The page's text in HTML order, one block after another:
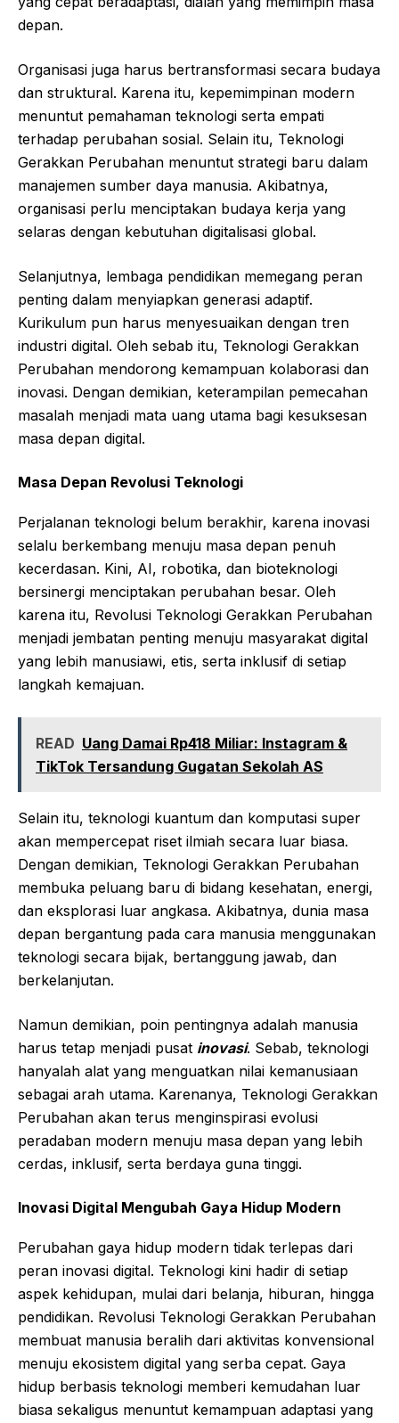
depan.
Organisasi juga harus bertransformasi secara budaya
dan struktural. Karena itu, kepemimpinan modern
menuntut pemahaman teknologi serta empati
terhadap perubahan sosial. Selain itu, Teknologi
Gerakkan Perubahan menuntut strategi baru dalam
manajemen sumber daya manusia. Akibatnya,
organisasi perlu menciptakan budaya kerja yang
selaras dengan kebutuhan digitalisasi global.
Selanjutnya, lembaga pendidikan memegang peran
penting dalam menyiapkan generasi adaptif.
Kurikulum pun harus menyesuaikan dengan tren
industri digital. Oleh sebab itu, Teknologi Gerakkan
Perubahan mendorong kemampuan kolaborasi dan
inovasi. Dengan demikian, keterampilan pemecahan
masalah menjadi mata uang utama bagi kesuksesan
masa depan digital.
Masa Depan Revolusi Teknologi
Perjalanan teknologi belum berakhir, karena inovasi
selalu berkembang menuju masa depan penuh
kecerdasan. Kini, AI, robotika, dan bioteknologi
bersinergi menciptakan perubahan besar. Oleh
karena itu, Revolusi Teknologi Gerakkan Perubahan
menjadi jembatan penting menuju masyarakat digital
yang lebih manusiawi, etis, serta inklusif di setiap
langkah kemajuan.
READ Uang Damai Rp418 Miliar: Instagram &
TikTok Tersandung Gugatan Sekolah AS
Selain itu, teknologi kuantum dan komputasi super
akan mempercepat riset ilmiah secara luar biasa.
Dengan demikian, Teknologi Gerakkan Perubahan
membuka peluang baru di bidang kesehatan, energi,
dan eksplorasi luar angkasa. Akibatnya, dunia masa
depan bergantung pada cara manusia menggunakan
teknologi secara bijak, bertanggung jawab, dan
berkelanjutan.
Namun demikian, poin pentingnya adalah manusia
harus tetap menjadi pusat inovasi. Sebab, teknologi
hanyalah alat yang menguatkan nilai kemanusiaan
sebagai arah utama. Karenanya, Teknologi Gerakkan
Perubahan akan terus menginspirasi evolusi
peradaban modern menuju masa depan yang lebih
cerdas, inklusif, serta berdaya guna tinggi.
Inovasi Digital Mengubah Gaya Hidup Modern
Perubahan gaya hidup modern tidak terlepas dari
peran inovasi digital. Teknologi kini hadir di setiap
aspek kehidupan, mulai dari belanja, hiburan, hingga
pendidikan. Revolusi Teknologi Gerakkan Perubahan
membuat manusia beralih dari aktivitas konvensional
menuju ekosistem digital yang serba cepat. Gaya
hidup berbasis teknologi memberi kemudahan luar
biasa sekaligus menuntut kemampuan adaptasi yang